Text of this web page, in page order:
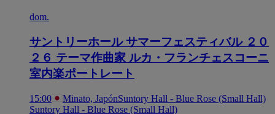
dom.
サントリーホール サマーフェスティバル ２０
２６ テーマ作曲家 ルカ・フランチェスコーニ
室内楽ポートレート
15:00 Minato, JapónSuntory Hall - Blue Rose (Small Hall)
Suntory Hall - Blue Rose (Small Hall)